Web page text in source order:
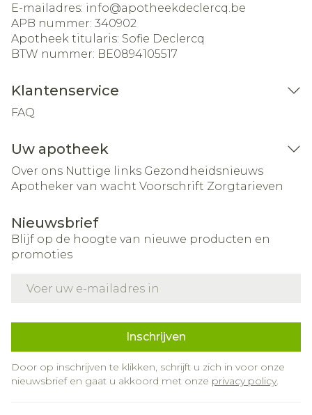
E-mailadres: info@apotheekdeclercq.be
APB nummer: 340902
Apotheek titularis: Sofie Declercq
BTW nummer: BE0894105517
Klantenservice
FAQ
Uw apotheek
Over ons Nuttige links Gezondheidsnieuws
Apotheker van wacht Voorschrift Zorgtarieven
Nieuwsbrief
Blijf op de hoogte van nieuwe producten en
promoties
Inschrijven
Door op inschrijven te klikken, schrijft u zich in voor onze
nieuwsbrief en gaat u akkoord met onze privacy policy.